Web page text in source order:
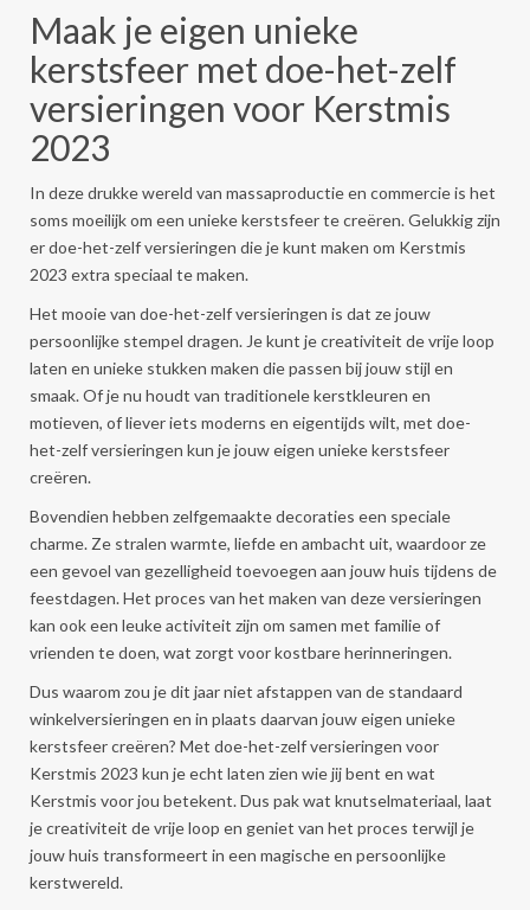
Maak je eigen unieke
kerstsfeer met doe-het-zelf
versieringen voor Kerstmis
2023
In deze drukke wereld van massaproductie en commercie is het
soms moeilijk om een ​​unieke kerstsfeer te creëren. Gelukkig zijn
er doe-het-zelf versieringen die je kunt maken om Kerstmis
2023 extra speciaal te maken.
Het mooie van doe-het-zelf versieringen is dat ze jouw
persoonlijke stempel dragen. Je kunt je creativiteit de vrije loop
laten en unieke stukken maken die passen bij jouw stijl en
smaak. Of je nu houdt van traditionele kerstkleuren en
motieven, of liever iets moderns en eigentijds wilt, met doe-
het-zelf versieringen kun je jouw eigen unieke kerstsfeer
creëren.
Bovendien hebben zelfgemaakte decoraties een speciale
charme. Ze stralen warmte, liefde en ambacht uit, waardoor ze
een gevoel van gezelligheid toevoegen aan jouw huis tijdens de
feestdagen. Het proces van het maken van deze versieringen
kan ook een leuke activiteit zijn om samen met familie of
vrienden te doen, wat zorgt voor kostbare herinneringen.
Dus waarom zou je dit jaar niet afstappen van de standaard
winkelversieringen en in plaats daarvan jouw eigen unieke
kerstsfeer creëren? Met doe-het-zelf versieringen voor
Kerstmis 2023 kun je echt laten zien wie jij bent en wat
Kerstmis voor jou betekent. Dus pak wat knutselmateriaal, laat
je creativiteit de vrije loop en geniet van het proces terwijl je
jouw huis transformeert in een magische en persoonlijke
kerstwereld.